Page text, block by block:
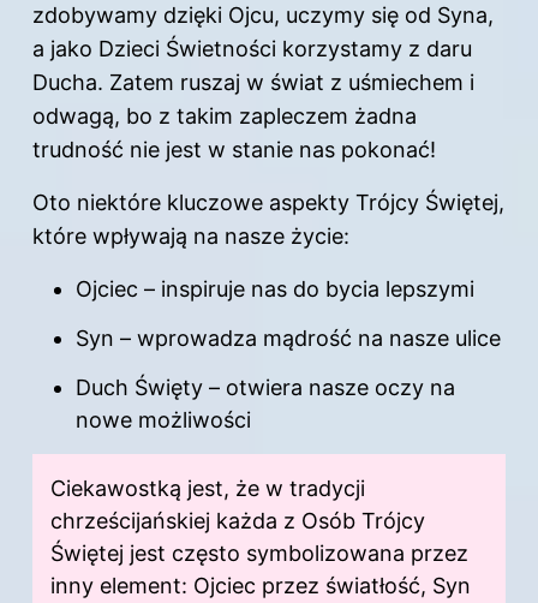
zdobywamy dzięki Ojcu, uczymy się od Syna,
a jako Dzieci Świetności korzystamy z daru
Ducha. Zatem ruszaj w świat z uśmiechem i
odwagą, bo z takim zapleczem żadna
trudność nie jest w stanie nas pokonać!
Oto niektóre kluczowe aspekty Trójcy Świętej,
które wpływają na nasze życie:
Ojciec – inspiruje nas do bycia lepszymi
Syn – wprowadza mądrość na nasze ulice
Duch Święty – otwiera nasze oczy na
nowe możliwości
Ciekawostką jest, że w tradycji
chrześcijańskiej każda z Osób Trójcy
Świętej jest często symbolizowana przez
inny element: Ojciec przez światłość, Syn